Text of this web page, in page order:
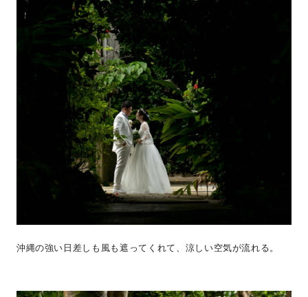
沖縄の強い日差しも風も遮ってくれて、涼しい空気が流れる。